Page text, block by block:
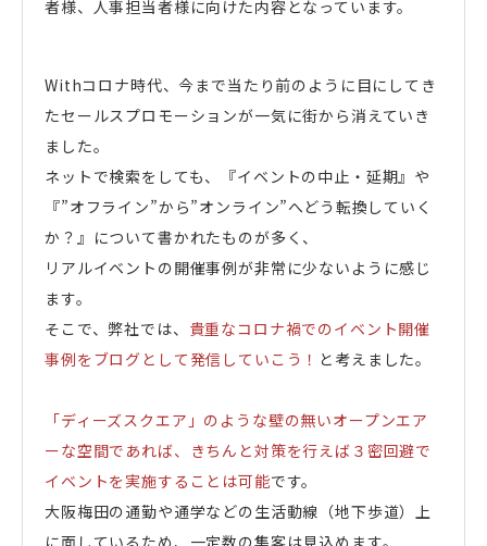
者様、人事担当者様に向けた内容となっています。
Withコロナ時代、今まで当たり前のように目にしてき
たセールスプロモーションが一気に街から消えていき
ました。
ネットで検索をしても、『イベントの中止・延期』や
『”オフライン”から”オンライン”へどう転換していく
か？』について書かれたものが多く、
リアルイベントの開催事例が非常に少ないように感じ
ます。
そこで、弊社では、 貴重なコロナ禍でのイベント開催
事例をブログとして発信していこう！ と考えました。
「ディーズスクエア」のような壁の無いオープンエア
ーな空間であれば、きちんと対策を行えば３密回避で
イベントを実施することは可能です。
大阪梅田の通勤や通学などの生活動線（地下歩道）上
に面しているため、一定数の集客は見込めます。